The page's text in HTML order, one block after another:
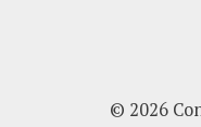
© 2026